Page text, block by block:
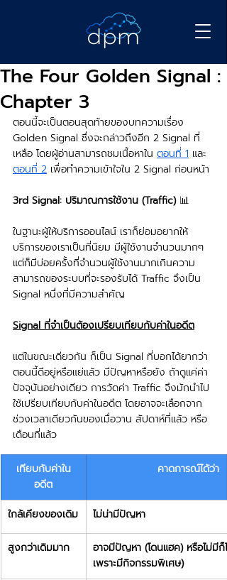
The Four Golden Signal :
Chapter 3
ตอนนี้จะเป็นตอนสุดท้ายของบทความเรื่อง
Golden Signal ซึ่งจะกล่าวถึงอีก 2 Signal ที่
เหลือ โดยผู้อ่านสามารถชมเนื้อหาใน ตอนที่ 1 และ
ตอนที่ 2 เพื่อทำความเข้าใจใน 2 Signal ก่อนหน้า
3rd Signal: ปริมาณการใช้งาน (Traffic) 📊
ในฐานะผู้ให้บริการออนไลน์ เราก็ย่อมอยากให้
บริการของเราเป็นที่นิยม มีผู้ใช้งานจำนวนมากๆ
แต่ก็มีบ่อยครั้งที่จำนวนผู้ใช้งานมากเกินความ
สามารถของระบบที่จะรองรับได้ Traffic จึงเป็น
Signal หนึ่งที่มีความสำคัญ
Signal ที่จำเป็นต้องเปรียบเทียบกับค่าในอดีต
แต่ในขณะเดียวกัน ก็เป็น Signal ที่บอกได้ยากว่า
ตอนนี้ดีอยู่หรือแย่แล้ว มีปัญหาหรือยัง ถ้าดูแค่ค่า
ปัจจุบันอย่างเดียว การวัดค่า Traffic จึงมักนำไป
ใช้เปรียบเทียบกับค่าในอดีต โดยอาจจะเลือกจาก
ช่วงเวลาเดียวกันของเมื่อวาน สัปดาห์ที่แล้ว หรือ
เดือนที่แล้ว
เทียบกับค่าใน
อดีต
คาดการณ์ได้ว่า
​ใกล้เคียงของเดิม ​ไม่น่ามีปัญหา
​สูงกว่าเดิมมาก
อาจมีปัญหา (โดนแฮค) หรือไม่มีก็ไ
เพราะมีกิจกรรมพิเศษ)